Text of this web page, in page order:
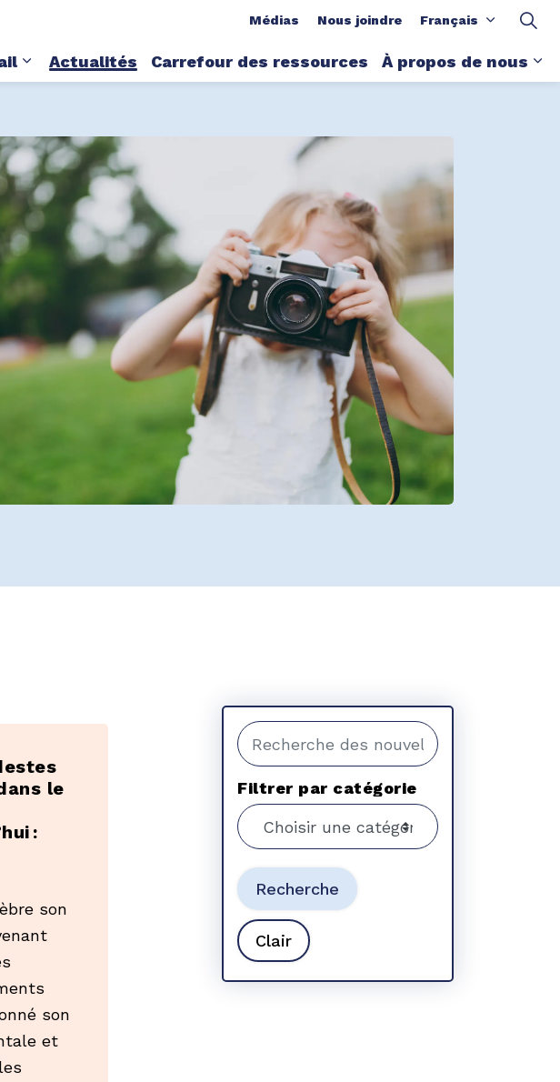
chez les enfants et les jeunes
Élargir les sous-pages Notre travail
Actualités Carrefour des ressources
À propos de nous
Médias Nous joindre Français
le
:
son
son
et
Recherche dans le fil d'actualité
Filtrer par catégorie
Recherche
Clair